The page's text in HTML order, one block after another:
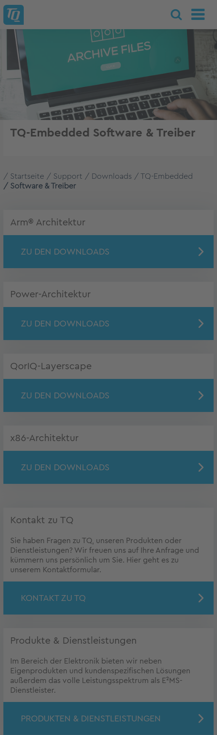
TQ-Embedded Software & Treiber
Startseite Support Downloads
TQ-Embedded
Software & Treiber
Arm® Architektur
ZU DEN DOWNLOADS
Power-Architektur
ZU DEN DOWNLOADS
QorIQ-Layerscape
ZU DEN DOWNLOADS
x86-Architektur
ZU DEN DOWNLOADS
Kontakt zu TQ
Sie haben Fragen zu TQ, unseren Produkten oder
Dienstleistungen? Wir freuen uns auf Ihre Anfrage und
kümmern uns persönlich um Sie. Hier geht es zu
unserem Kontaktformular.
KONTAKT ZU TQ
Produkte & Dienstleistungen
Im Bereich der Elektronik bieten wir neben
Eigenprodukten und kundenspezifischen Lösungen
außerdem das volle Leistungsspektrum als E²MS-
Dienstleister.
PRODUKTEN & DIENSTLEISTUNGEN